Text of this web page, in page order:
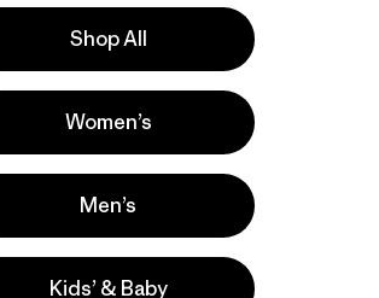
$ 69
Valoración: 4.0 / 5
Shop All
Women’s
Men’s
Kids’ & Baby